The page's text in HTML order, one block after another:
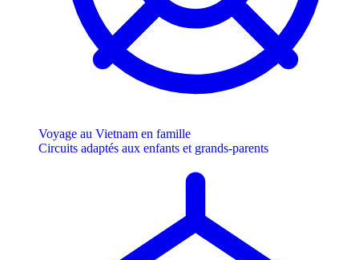
Voyage au Vietnam en famille
Circuits adaptés aux enfants et grands-parents